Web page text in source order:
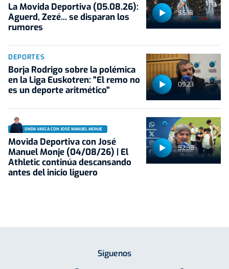
55:18
La Movida Deportiva (05.08.26):
Aguerd, Zezé... se disparan los
rumores
09:23
DEPORTES
Borja Rodrigo sobre la polémica
en la Liga Euskotren: "El remo no
es un deporte aritmético"
52:38
ONDA VASCA CON JOSÉ MANUEL MONJE
Movida Deportiva con José
Manuel Monje (04/08/26) | El
Athletic continúa descansando
antes del inicio liguero
Síguenos